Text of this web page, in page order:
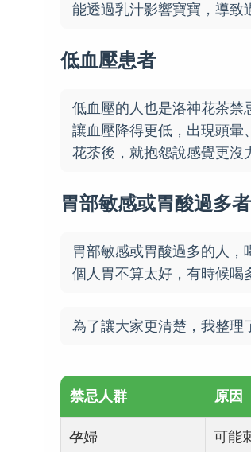
能透過乳汁影響寶寶，導致
低血壓患者
低血壓的人也是洛神花茶禁
讓血壓降得更低，出現頭暈
花茶後，就抱怨說感覺更沒
胃部敏感或胃酸過多者
胃部敏感或胃酸過多的人
個人胃不算太好，有時候喝
為了讓大家更清楚，我整理
禁忌人群 原因
孕婦 可能